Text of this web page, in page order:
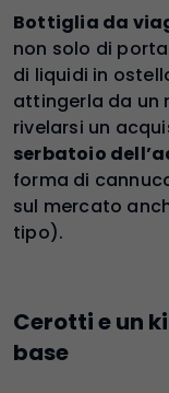
Bottiglia da
non solo di
di liquidi in
attingerla da un
rivelarsi un
serbatoio
forma di
sul mercato
tipo).
Cerotti e un
base